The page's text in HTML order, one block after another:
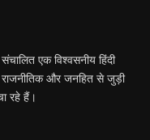
एक विश्वसनीय हिंदी
राजनीतिक और जनहित से जुड़ी
रहे हैं।